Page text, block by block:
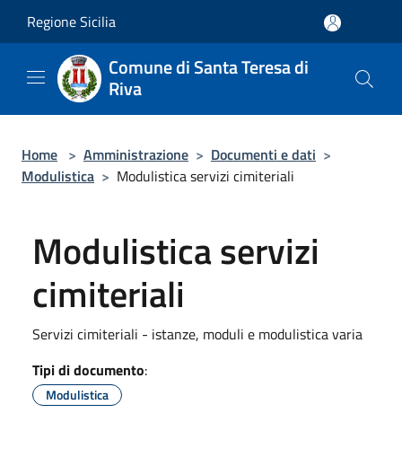
Regione Sicilia
Comune di Santa Teresa di
Riva
Home > Amministrazione > Documenti e dati >
Modulistica > Modulistica servizi cimiteriali
Modulistica servizi
cimiteriali
Servizi cimiteriali - istanze, moduli e modulistica varia
Tipi di documento:
Modulistica